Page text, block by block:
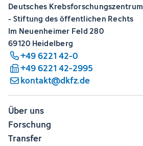
Deutsches Krebsforschungszentrum
- Stiftung des öffentlichen Rechts
Im Neuenheimer Feld 280
69120 Heidelberg
+49 6221 42-0
+49 6221 42-2995
kontakt@dkfz.de
Über uns
Forschung
Transfer